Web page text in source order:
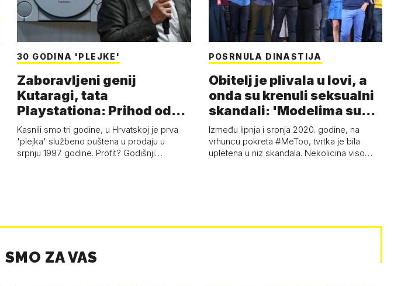
30 GODINA 'PLEJKE'
Zaboravljeni genij
Kutaragi, tata
Playstationa: Prihod od
'plejke' kao hrvatski…
Kasnili smo tri godine, u Hrvatskoj je prva
'plejka' službeno puštena u prodaju u
srpnju 1997. godine. Profit? Godišnji…
POSRNULA DINASTIJA
Obitelj je plivala u lovi, a
onda su krenuli seksualni
skandali: 'Modelima su
s…
Između lipnja i srpnja 2020. godine, na
vrhuncu pokreta #MeToo, tvrtka je bila
upletena u niz skandala. Nekolicina viso…